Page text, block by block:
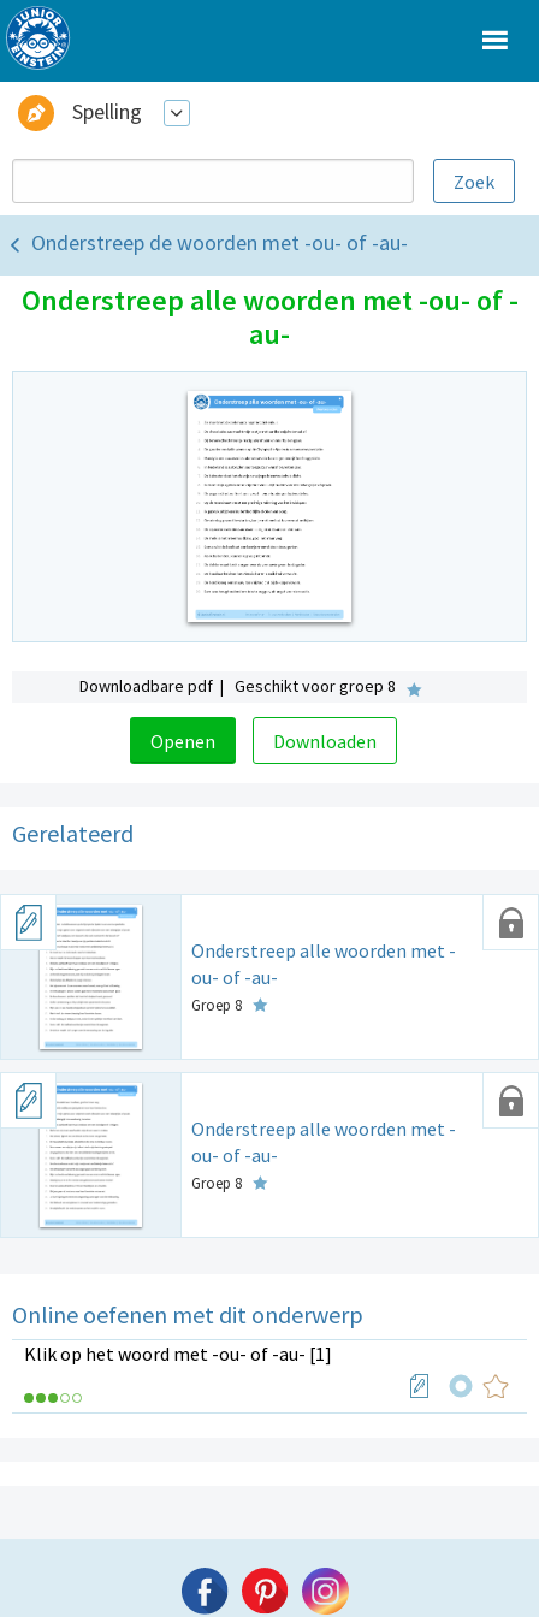
Spelling
Onderstreep de woorden met -ou- of -au-
Onderstreep alle woorden met -ou- of -
au-
Downloadbare pdf | Geschikt voor groep 8
Openen Downloaden
Gerelateerd
Onderstreep alle woorden met -
ou- of -au-
Groep 8
Onderstreep alle woorden met -
ou- of -au-
Groep 8
Online oefenen met dit onderwerp
Klik op het woord met -ou- of -au- [1]